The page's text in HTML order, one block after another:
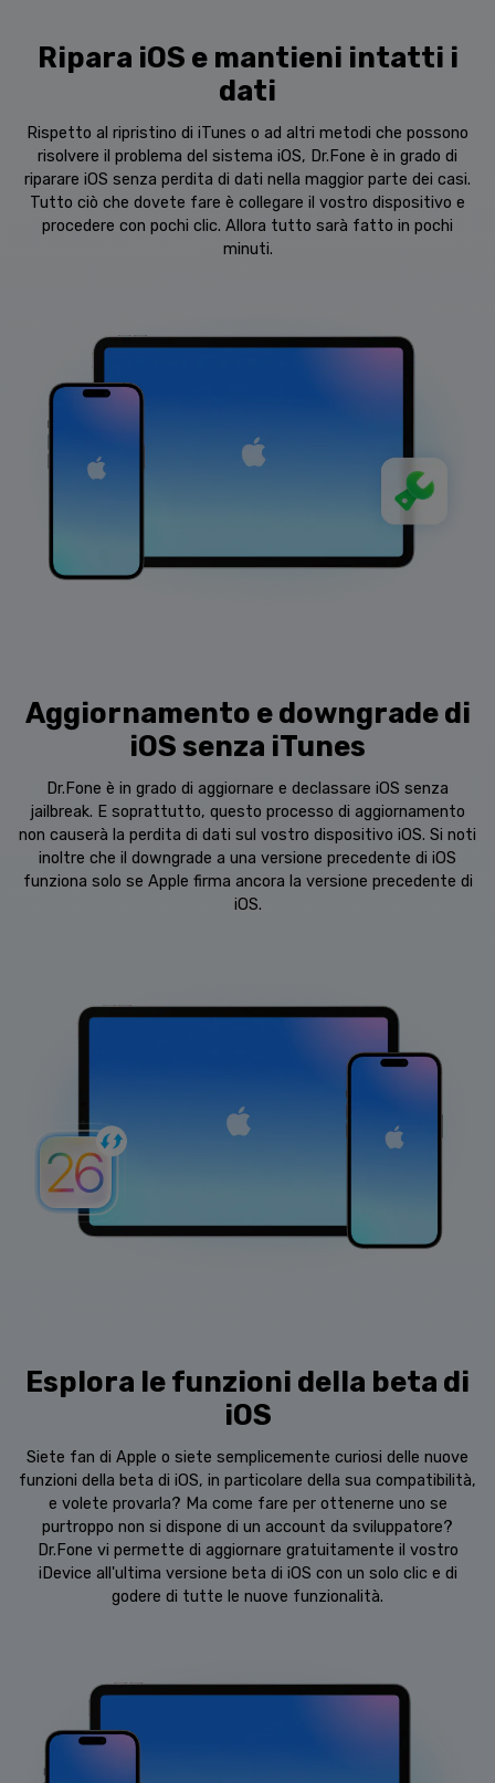
Ripara iOS e mantieni intatti i
dati
Rispetto al ripristino di iTunes o ad altri metodi che possono
risolvere il problema del sistema iOS, Dr.Fone è in grado di
riparare iOS senza perdita di dati nella maggior parte dei casi.
Tutto ciò che dovete fare è collegare il vostro dispositivo e
procedere con pochi clic. Allora tutto sarà fatto in pochi
minuti.
Aggiornamento e downgrade di
iOS senza iTunes
Dr.Fone è in grado di aggiornare e declassare iOS senza
jailbreak. E soprattutto, questo processo di aggiornamento
non causerà la perdita di dati sul vostro dispositivo iOS. Si noti
inoltre che il downgrade a una versione precedente di iOS
funziona solo se Apple firma ancora la versione precedente di
iOS.
Esplora le funzioni della beta di
iOS
Siete fan di Apple o siete semplicemente curiosi delle nuove
funzioni della beta di iOS, in particolare della sua compatibilità,
e volete provarla? Ma come fare per ottenerne uno se
purtroppo non si dispone di un account da sviluppatore?
Dr.Fone vi permette di aggiornare gratuitamente il vostro
iDevice all'ultima versione beta di iOS con un solo clic e di
godere di tutte le nuove funzionalità.